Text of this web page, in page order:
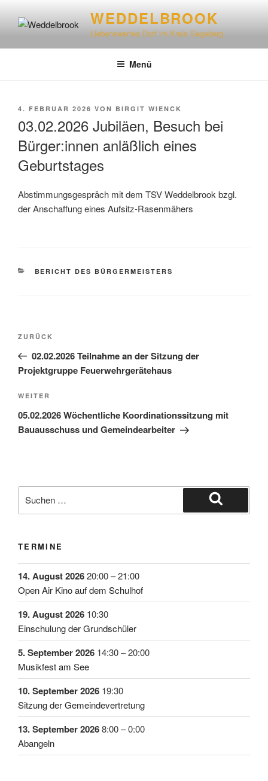
WEDDELBROOK
Liebenswertes Dorf im Kreis Segeberg
Menü
4. FEBRUAR 2026 VON BIRGIT WIENCK
03.02.2026 Jubiläen, Besuch bei
Bürger:innen anläßlich eines
Geburtstages
Abstimmungsgespräch mit dem TSV Weddelbrook bzgl.
der Anschaffung eines Aufsitz-Rasenmähers
BERICHT DES BÜRGERMEISTERS
ZURÜCK
02.02.2026 Teilnahme an der Sitzung der
Projektgruppe Feuerwehrgerätehaus
WEITER
05.02.2026 Wöchentliche Koordinationssitzung mit
Bauausschuss und Gemeindearbeiter
TERMINE
14. August 202620:00–21:00
Open Air Kino auf dem Schulhof
19. August 2026 10:30
Einschulung der Grundschüler
5. September 2026 14:30–20:00
Musikfest am See
10. September 2026 19:30
Sitzung der Gemeindevertretung
13. September 20268:00–0:00
Abangeln